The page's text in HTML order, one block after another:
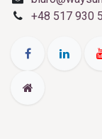
+48 517 930